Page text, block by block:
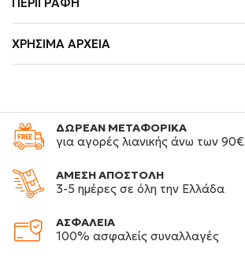
ΧΡΉΣΙΜΑ ΑΡΧΕΊΑ
ΔΩΡΕΑΝ ΜΕΤΑΦΟΡΙΚΑ
για αγορές λιανικής άνω των 90€
ΑΜΕΣΗ ΑΠΟΣΤΟΛΗ
3-5 ημέρες σε όλη την Ελλάδα
ΑΣΦΑΛΕΙΑ
100% ασφαλείς συναλλαγές